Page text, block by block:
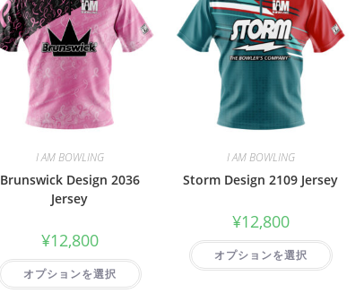
I AM BOWLING
Brunswick Design 2036
Jersey
¥12,800
オプションを選択
I AM BOWLING
Storm Design 2109 Jersey
¥12,800
オプションを選択